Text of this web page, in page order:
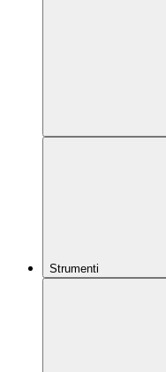
Strumenti